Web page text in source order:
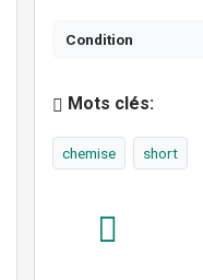
Condition
Mots clés:
chemise short